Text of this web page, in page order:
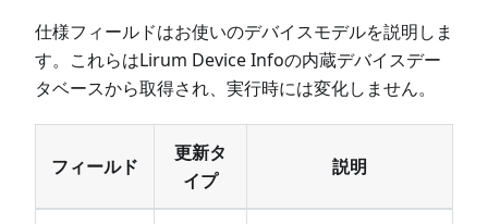
仕様フィールドはお使いのデバイスモデルを説明しま
す。これらはLirum Device Infoの内蔵デバイスデー
タベースから取得され、実行時には変化しません。
フィールド
更新タ
イプ
説明